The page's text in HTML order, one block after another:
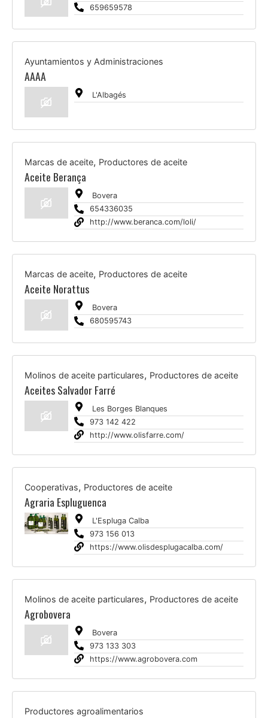
659659578
Ayuntamientos y Administraciones
AAAA
L'Albagés
Marcas de aceite, Productores de aceite
Aceite Berança
Bovera
654336035
http://www.beranca.com/loli/
Marcas de aceite, Productores de aceite
Aceite Norattus
Bovera
680595743
Molinos de aceite particulares, Productores de aceite
Aceites Salvador Farré
Les Borges Blanques
973 142 422
http://www.olisfarre.com/
Cooperativas, Productores de aceite
Agraria Espluguenca
L'Espluga Calba
973 156 013
https://www.olisdesplugacalba.com/
Molinos de aceite particulares, Productores de aceite
Agrobovera
Bovera
973 133 303
https://www.agrobovera.com
Productores agroalimentarios